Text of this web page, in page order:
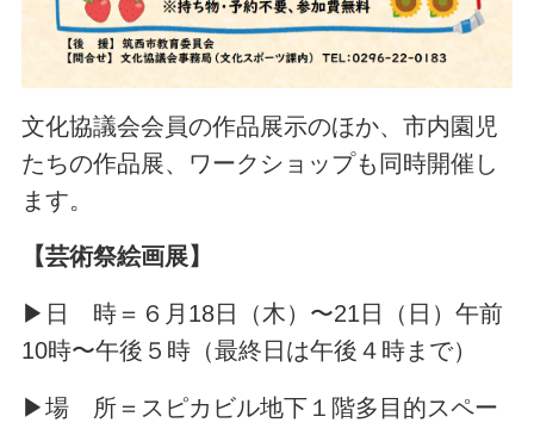
文化協議会会員の作品展示のほか、市内園児
たちの作品展、ワークショップも同時開催し
ます。
【芸術祭絵画展】
▶日 時＝６月18日（木）〜21日（日）午前
10時〜午後５時（最終日は午後４時まで）
▶場 所＝スピカビル地下１階多目的スペー